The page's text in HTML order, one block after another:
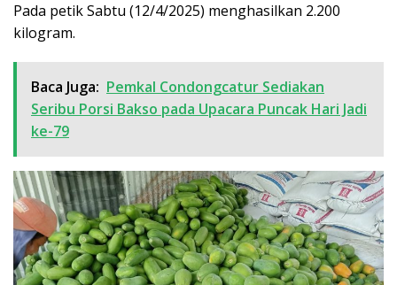
Pada petik Sabtu (12/4/2025) menghasilkan 2.200
kilogram.
Baca Juga: Pemkal Condongcatur Sediakan
Seribu Porsi Bakso pada Upacara Puncak Hari Jadi
ke-79